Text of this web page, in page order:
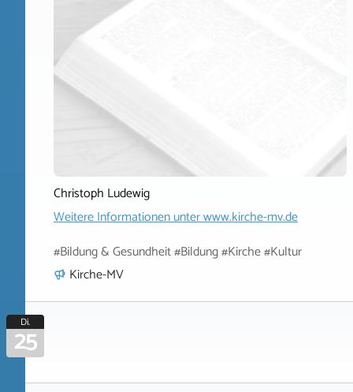
Christoph Ludewig
Weitere Informationen unterwww.kirche-mv.de
#Bildung & Gesundheit #Bildung #Kirche #Kultur
Kirche-MV
Di.
25